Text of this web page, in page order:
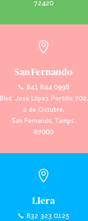
72420

San Fernando
📞 841 844 0998
Blvd. José López Portillo 702,
2 de Octubre,
San Fernando, Tamps.
87000

Llera
📞 832 323 0125